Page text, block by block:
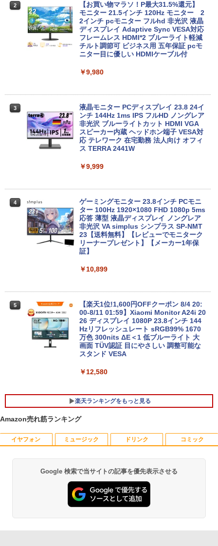
H&B 搭載｜中古ノートパソコン Windo
ws11 Office付｜テンキー DVD 搭載｜C
ore i5 第7世代 メモリ 8GB SSD 256GB
｜店長厳選 Lenovo ThinkPad 15.6型 Bl
uetooth Wi-Fi 無線｜中古 パソコン 中古
PC Word Excel
B ラベンダーパープル 11型Androidタブ
レット 6GB/128GB/WiFi VHU5864JP
￥29,981
【P最大15倍還元】2025年新生活応援！
型FHD液晶 Webカメラ 日本語配列キー
ボード付き テレワーク・在宅勤務・オン
ライン授業対応 軽量ノートPC 14Q8F
￥31,980
DELL Inspiron15 5583 Windows11 64
ルHD液晶 ノートパソコン【中古】【30
日保証】1708114
￥34,800
【楽天ランキング1位！】デスクトップパ
ソコン 一体型pc 23.8型 フルHD液晶一体
型 デスクトップパソコン インテル Core
7【Windows 11搭載】USB 2.0 USB 3.0
5G WIFI搭載 一体型パソコン メモリー 8
~16GB SSD 256~2048GB PSE認証済
￥49,800
3
【エントリーでポイント100％還元のチ
ャンス】GMKtec M8 ミニPC【AMD Ryz
en 5 PRO 6650H 16GB 512GB】4.5GH
z 6コア 12スレッド OCuLink Windows
11 Pro LPDDR5 6400MT/s 16T増設 3画
面2.5GbpsLAN Bluetooth5.2 WiFi HD
8K コンパクト
【エントリーでポイント100％還元のチ
ャンス】GMKtec ミニPC M3Pro Intel C
ore i5 13500H 最大4.7GHz 12コア16ス
レッド 16GB DDR4 2スロット 64GBま
で拡張可能 512GB/1TB SSD M.2 2280
HDMI 4K 3画面 高速LAN パソコン mini
￥99,998
ガレリア ゲーミングPC デスクトップパ
ソコン Core Ultra 7 265F RTX 5070 Ti
メモリ 16GB / SSD 500GB Windows 11
Home GALLERIA XPC7M-R57T-GD 186
2
【お買い物マラソ！P最大31.5%還元】
モニター 21.5インチ 120Hz モニター 2
2インチ pcモニター フルhd 非光沢 液晶
ディスプレイ Adaptive Sync VESA対応
フレームレス HDMI*2 ブルーライト軽減
チルト調節可 ビジネス用 五年保証 pcモ
ニター目に優しい HDMIケーブル付
￥9,980
3
液晶モニター PCディスプレイ 23.8 24イ
ンチ 144Hz 1ms IPS フルHD ノングレア
非光沢 ブルーライトカット HDMI VGA
スピーカー内蔵 ヘッドホン端子 VESA対
応 テレワーク 在宅勤務 法人向け オフィ
ス TERRA 2441W
￥9,999
4
ゲーミングモニター 23.8インチ PCモニ
ター 100Hz 1920×1080 FHD 1080p 5ms
応答 薄型 液晶ディスプレイ ノングレア
非光沢 VA simplus シンプラス SP-NMT
23【送料無料】【レビューでモニターク
リーナープレゼント】【メーカー1年保
証】
￥10,899
5
【楽天1位!1,600円OFFクーポン 8/4 20:
00-8/11 01:59】Xiaomi Monitor A24i 20
26 ディスプレイ 1080P 23.8インチ 144
Hzリフレッシュレート sRGB99% 1670
万色 300nits ΔE＜1 低ブルーライト 大
画面 TÜV認証 目にやさしい 調整可能な
スタンド VESA
￥12,580
楽天ランキングをもっと見る
1 夏帆 The Tale of KAHO [ 村上 春樹 ]
Amazon売れ筋ランキング
イヤフォン
Anker Soundcore P40i オフホワイト
￥7,990
ミュージック
BRUCE WAYNE feat. Flo Milli, ATL Jacob
[Explicit]
￥250
ドリンク
【Amazon.co.jp限定】 い・ろ・は・す 2L P
ET ラベルレス ×8本
￥1,112
コミック
薬屋のひとりごと 17巻 (デジタル版ビッグガ
ンガンコミックス)
￥770
Google 検索で当サイトの記事を優先表示させる